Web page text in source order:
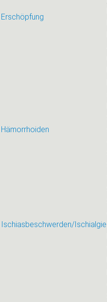
Erschöpfung
Hämorrhoiden
Ischiasbeschwerden/Ischialgie